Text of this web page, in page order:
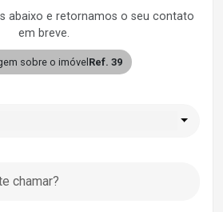
abaixo e retornamos o seu contato
em breve.
sobre o imóvel Ref. 39